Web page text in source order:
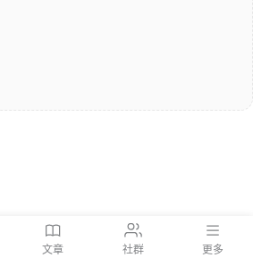
文章 社群 更多